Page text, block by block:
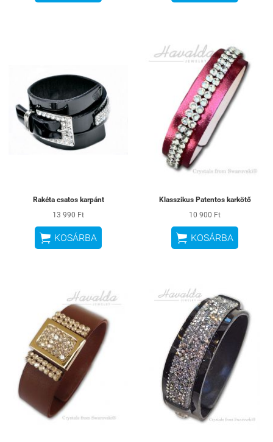
Rakéta csatos karpánt
13 990 Ft
 KOSÁRBA
Klasszikus Patentos karkötő
10 900 Ft
 KOSÁRBA